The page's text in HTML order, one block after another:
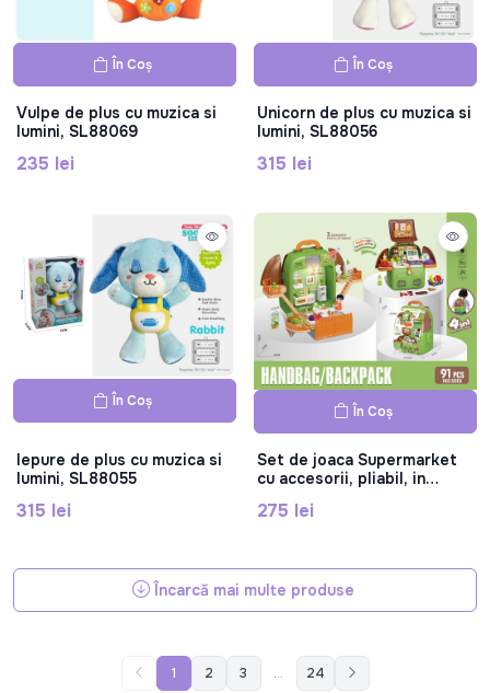
În Coș
Vulpe de plus cu muzica si
lumini, SL88069
235 lei
În Coș
Unicorn de plus cu muzica si
lumini, SL88056
315 lei
În Coș
Iepure de plus cu muzica si
lumini, SL88055
315 lei
În Coș
Set de joaca Supermarket
cu accesorii, pliabil, in
275 lei
Încarcă mai multe produse
1 2 3 ... 24